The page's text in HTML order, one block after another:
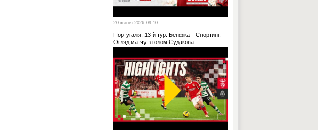
20 квітня 2026 09:10
Португалія, 13-й тур. Бенфіка – Спортинг.
Огляд матчу з голом Судакова